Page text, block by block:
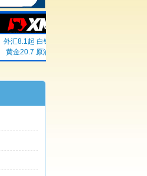
外汇8.1起 白银72
黄金20.7 原油无